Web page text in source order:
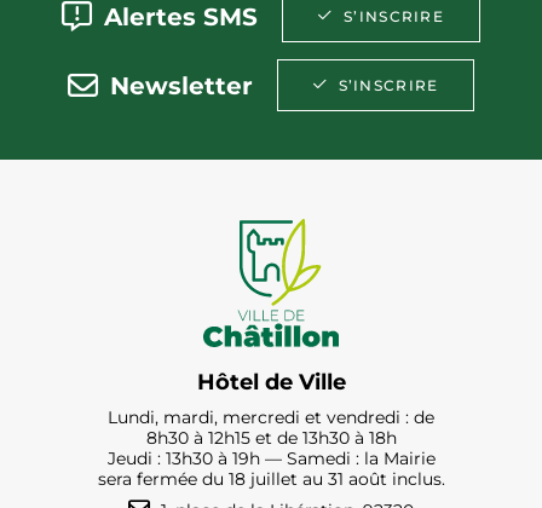
Alertes SMS S’INSCRIRE
Newsletter S’INSCRIRE
Hôtel de Ville
Lundi, mardi, mercredi et vendredi : de
8h30 à 12h15 et de 13h30 à 18h
Jeudi : 13h30 à 19h — Samedi : la Mairie
sera fermée du 18 juillet au 31 août inclus.